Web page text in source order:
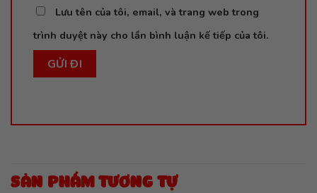
Lưu tên của tôi, email, và trang web trong
trình duyệt này cho lần bình luận kế tiếp của tôi.
SẢN PHẨM TƯƠNG TỰ